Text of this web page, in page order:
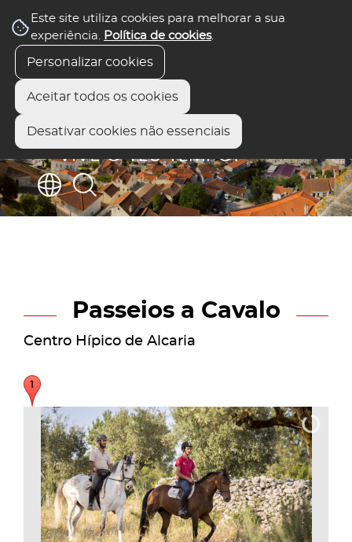
Este site utiliza cookies para melhorar a sua
experiência. Política de cookies.
Personalizar cookies
Aceitar todos os cookies
Desativar cookies não essenciais
Passeios a Cavalo
Centro Hípico de Alcaria